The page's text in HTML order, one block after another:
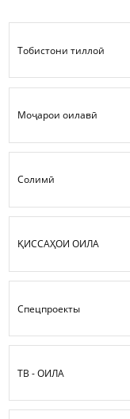
Тобистони тиллоӣ
Моҷарои оилавӣ
Солимӣ
ҚИССАҲОИ ОИЛА
Спецпроекты
ТВ - ОИЛА